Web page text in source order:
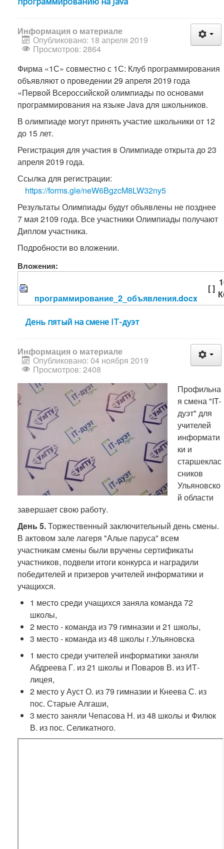
Информация о материале
Опубликовано: 18 апреля 2019
Просмотров: 2864
Фирма «1С» совместно с 1С: Клуб программирования
объявляют о проведении 29 апреля 2019 года
«Первой Всероссийской олимпиады по основами
программирования на языке Java для школьников.
В олимпиаде могут принять участие школьники от 12
до 15 лет.
Регистрация для участия в Олимпиаде открыта до 23
апреля 2019 года.
Ссылка для регистрации:
https://forms.gle/neW6BgzcM8LW32ny5
Результаты Олимпиады будут объявлены не позднее
7 мая 2109 года. Все участники Олимпиады получают
Диплом участника.
Подробности во вложении.
Вложения:
программирование_2_объявления.docx
[ ]
День пятый на смене IT-дуэт
Информация о материале
Опубликовано: 04 ноября 2019
Просмотров: 2408
Профильна
я смена "IT-
дуэт" для
учителей
информати
ки и
старшеклас
сников
Ульяновско
й области
завершает свою работу.
День 5.Торжественный заключительный день смены.
В актовом зале лагеря "Алые паруса" всем
участникам смены были вручены сертификаты
участников, подвели итоги конкурса и наградили
победителей и призеров учителей информатики и
учащихся.
1 место среди учащихся заняла команда 72
школы,
2 место - команда из 79 гимназии и 21 школы,
3 место - команда из 48 школы г.Ульяновска
1 место среди учителей информатики заняли
Абдреева Г. из 21 школы и Поваров В. из ИТ-
лицея,
2 место у Ауст О. из 79 гимназии и Кнеева С. из
пос. Старые Алгаши,
3 место заняли Чепасова Н. из 48 школы и Филюк
В. из пос. Селикатного.